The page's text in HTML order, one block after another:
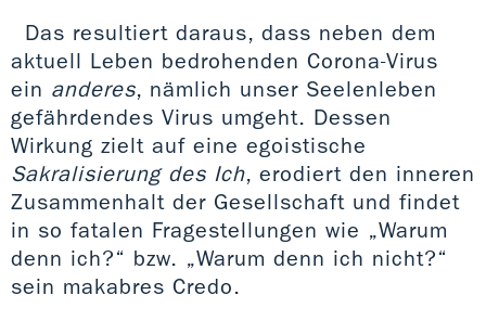
Das resultiert daraus, dass neben dem
aktuell Leben bedrohenden Corona-Virus
ein anderes, nämlich unser Seelenleben
gefährdendes Virus umgeht. Dessen
Wirkung zielt auf eine egoistische
Sakralisierung des Ich, erodiert den inneren
Zusammenhalt der Gesellschaft und findet
in so fatalen Fragestellungen wie „Warum
denn ich?“ bzw. „Warum denn ich nicht?“
sein makabres Credo.